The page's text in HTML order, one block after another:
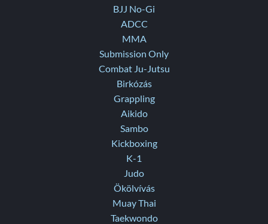
BJJ No-Gi
ADCC
MMA
Submission Only
Combat Ju-Jutsu
Birkózás
Grappling
Aikido
Sambo
Kickboxing
K-1
Judo
Ökölvívás
Muay Thai
Taekwondo